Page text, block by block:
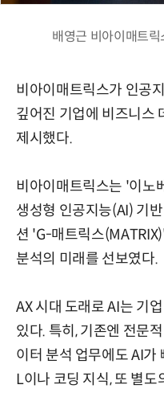
배영근 비아이매트
비아이매트릭스가 인공
깊어진 기업에 비즈니스
제시했다.
비아이매트릭스는 '이노
생성형 인공지능(AI) 기
션 'G-매트릭스
분석의 미래를 선보였다.
AX 시대 도래로 AI는 기
있다. 특히, 기존엔 전문
이터 분석 업무에도 AI가
L이나 코딩 지식, 또 별도